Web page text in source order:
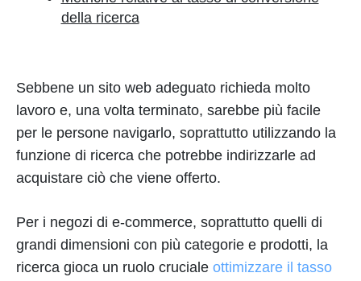
della ricerca
Sebbene un sito web adeguato richieda molto
lavoro e, una volta terminato, sarebbe più facile
per le persone navigarlo, soprattutto utilizzando la
funzione di ricerca che potrebbe indirizzarle ad
acquistare ciò che viene offerto.
Per i negozi di e-commerce, soprattutto quelli di
grandi dimensioni con più categorie e prodotti, la
ricerca gioca un ruolo cruciale ottimizzare il tasso